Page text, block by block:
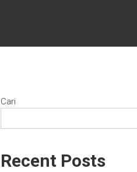
Cari
Recent Posts